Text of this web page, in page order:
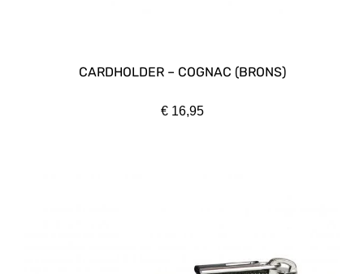
CARDHOLDER – COGNAC (BRONS)
€16,95